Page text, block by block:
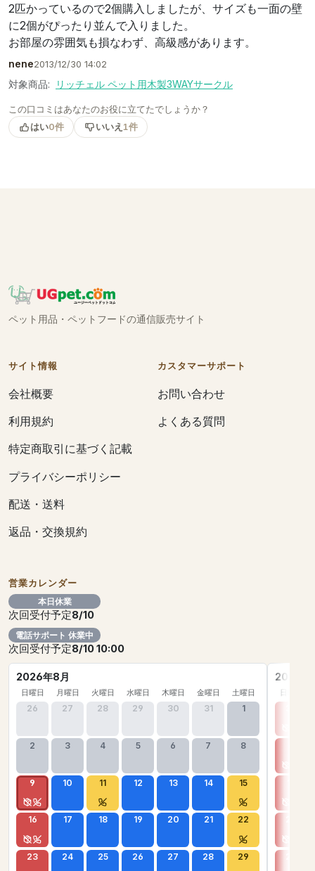
2匹かっているので2個購入しましたが、サイズも一面の壁
に2個がぴったり並んで入りました。
お部屋の雰囲気も損なわず、高級感があります。
nene2013/12/30 14:02
対象商品: リッチェル ペット用木製3WAYサークル
この口コミはあなたのお役に立てたでしょうか？
はい0件 いいえ 1件
ペット用品・ペットフードの通信販売サイト
サイト情報
会社概要
利用規約
特定商取引に基づく記載
プライバシーポリシー
配送・送料
返品・交換規約
カスタマーサポート
お問い合わせ
よくある質問
営業カレンダー
本日休業
次回受付予定8/10
電話サポート 休業中
次回受付予定8/10 10:00
2026年8月
日曜日 月曜日 火曜日 水曜日 木曜日 金曜日 土曜日
26 27 28 29 30 31 1
2 3 4 5 6 7 8
9 10 11 12 13 14 15
16 17 18 19 20 21 22
23 24 25 26 27 28 29
2026年
日曜日